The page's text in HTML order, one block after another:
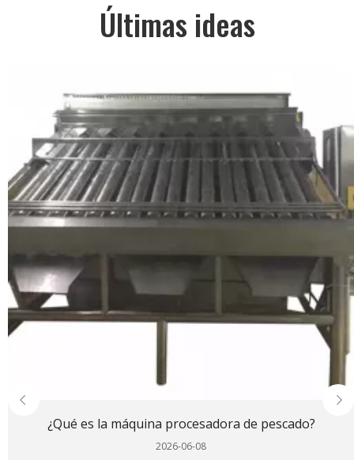
Últimas ideas
¿Qué es la máquina procesadora de pescado?
2026-06-08